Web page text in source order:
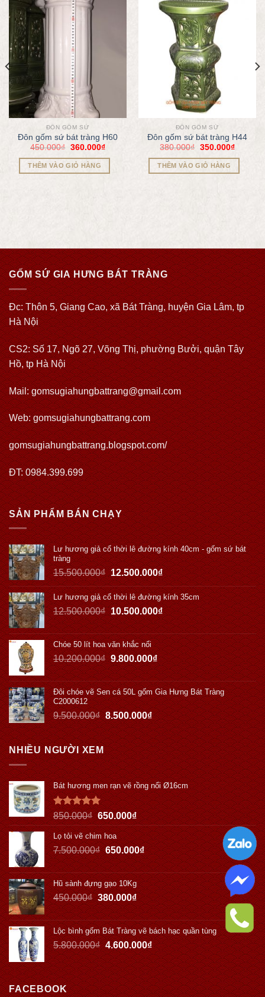
ĐÔN GỐM SỨ
Đôn gốm sứ bát tràng H60
450.000₫ 360.000₫
THÊM VÀO GIỎ HÀNG
ĐÔN GỐM SỨ
Đôn gốm sứ bát tràng H44
380.000₫ 350.000₫
THÊM VÀO GIỎ HÀNG
GỐM SỨ GIA HƯNG BÁT TRÀNG
Đc: Thôn 5, Giang Cao, xã Bát Tràng, huyện Gia Lâm, tp
Hà Nội
CS2: Số 17, Ngõ 27, Võng Thị, phường Bưởi, quận Tây
Hồ, tp Hà Nội
Mail: gomsugiahungbattrang@gmail.com
Web:gomsugiahungbattrang.com
gomsugiahungbattrang.blogspot.com/
ĐT: 0984.399.699
SẢN PHẨM BÁN CHẠY
Lư hương giả cổ thời lê đường kính 40cm - gốm sứ bát
tràng
15.500.000₫ 12.500.000₫
Lư hương giả cổ thời lê đường kính 35cm
12.500.000₫ 10.500.000₫
Chóe 50 lít hoa văn khắc nổi
10.200.000₫ 9.800.000₫
Đôi chóe vẽ Sen cá 50L gốm Gia Hưng Bát Tràng
C2000612
9.500.000₫ 8.500.000₫
NHIỀU NGƯỜI XEM
Bát hương men rạn vẽ rồng nổi Ø16cm
Được xếp
hạng5.00
5 sao
850.000₫ 650.000₫
Lọ tỏi vẽ chim hoa
7.500.000₫ 650.000₫
Hũ sành đựng gạo 10Kg
450.000₫ 380.000₫
Lộc bình gốm Bát Tràng vẽ bách hạc quần tùng
5.800.000₫ 4.600.000₫
FACEBOOK